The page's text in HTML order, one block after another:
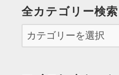
全カテゴリー検索